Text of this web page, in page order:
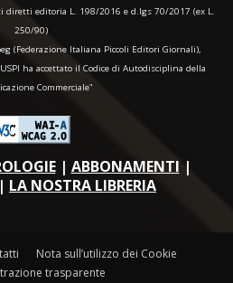
diretti editoria L. 198/2016 e d.lgs 70/2017 (ex L.
250/90)
(Federazione Italiana Piccoli Editori Giornali),
ha accettato il Codice di Autodisciplina della
Commerciale"
| ABBONAMENTI |
| LA NOSTRA LIBRERIA
Nota sull’utilizzo dei Cookie
trasparente